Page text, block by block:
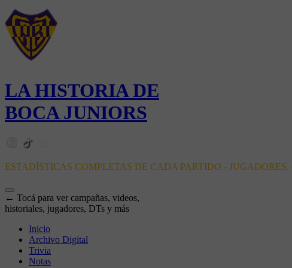
LA HISTORIA DE
BOCA JUNIORS
ESTADÍSTICAS COMPLETAS DE CADA PARTIDO -
← Tocá para ver campañas, videos,
historiales, jugadores, DTs y más
Inicio
Archivo Digital
Trivia
Notas